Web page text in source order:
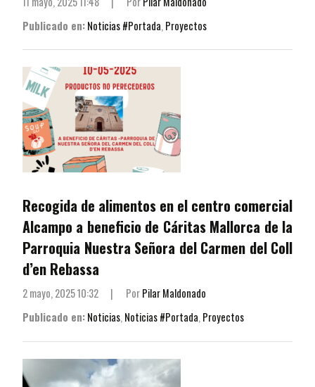
Publicado en:Noticias #Portada,Proyectos
Recogida de alimentos en el centro comercial
Alcampo a beneficio de Cáritas Mallorca de la
Parroquia Nuestra Señora del Carmen del Coll
d’en Rebassa
2 mayo, 2025 10:32 | PorPilar Maldonado
Publicado en:Noticias,Noticias #Portada,Proyectos